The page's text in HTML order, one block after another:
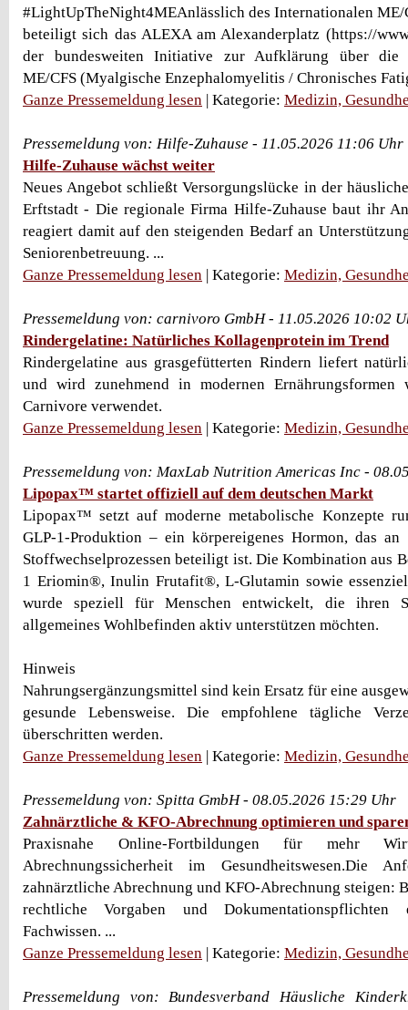
#LightUpTheNight4MEAnlässlich des Internationalen ME/
beteiligt sich das ALEXA am Alexanderplatz (https://
der bundesweiten Initiative zur Aufklärung über die
ME/CFS (Myalgische Enzephalomyelitis / Chronisches
Ganze Pressemeldung lesen | Kategorie: Medizin,
Pressemeldung von: Hilfe-Zuhause - 11.05.2026 11:06 Uhr
Hilfe-Zuhause wächst weiter
Neues Angebot schließt Versorgungslücke in der
Erftstadt - Die regionale Firma Hilfe-Zuhause baut ihr
reagiert damit auf den steigenden Bedarf an
Seniorenbetreuung. ...
Ganze Pressemeldung lesen | Kategorie: Medizin,
Pressemeldung von: carnivoro GmbH - 11.05.2026 10:02
Rindergelatine: Natürliches Kollagenprotein im Trend
Rindergelatine aus grasgefütterten Rindern liefert
und wird zunehmend in modernen
Carnivore verwendet.
Ganze Pressemeldung lesen | Kategorie: Medizin,
Pressemeldung von: MaxLab Nutrition Americas Inc -
Lipopax™ startet offiziell auf dem deutschen Markt
Lipopax™ setzt auf moderne metabolische Konzepte
GLP-1-Produktion – ein körpereigenes Hormon, das an
Stoffwechselprozessen beteiligt ist. Die Kombination aus
1 Eriomin®, Inulin Frutafit®, L-Glutamin sowie
wurde speziell für Menschen entwickelt, die ihren
allgemeines Wohlbefinden aktiv unterstützen möchten.
Hinweis
Nahrungsergänzungsmittel sind kein Ersatz für eine
gesunde Lebensweise. Die empfohlene tägliche
überschritten werden.
Ganze Pressemeldung lesen | Kategorie: Medizin,
Pressemeldung von: Spitta GmbH - 08.05.2026 15:29 Uhr
Zahnärztliche & KFO-Abrechnung optimieren und
Praxisnahe Online-Fortbildungen für mehr
Abrechnungssicherheit im Gesundheitswesen.Die
zahnärztliche Abrechnung und KFO-Abrechnung steigen:
rechtliche Vorgaben und Dokumentationspflichten
Fachwissen. ...
Ganze Pressemeldung lesen | Kategorie: Medizin,
Pressemeldung von: Bundesverband Häusliche